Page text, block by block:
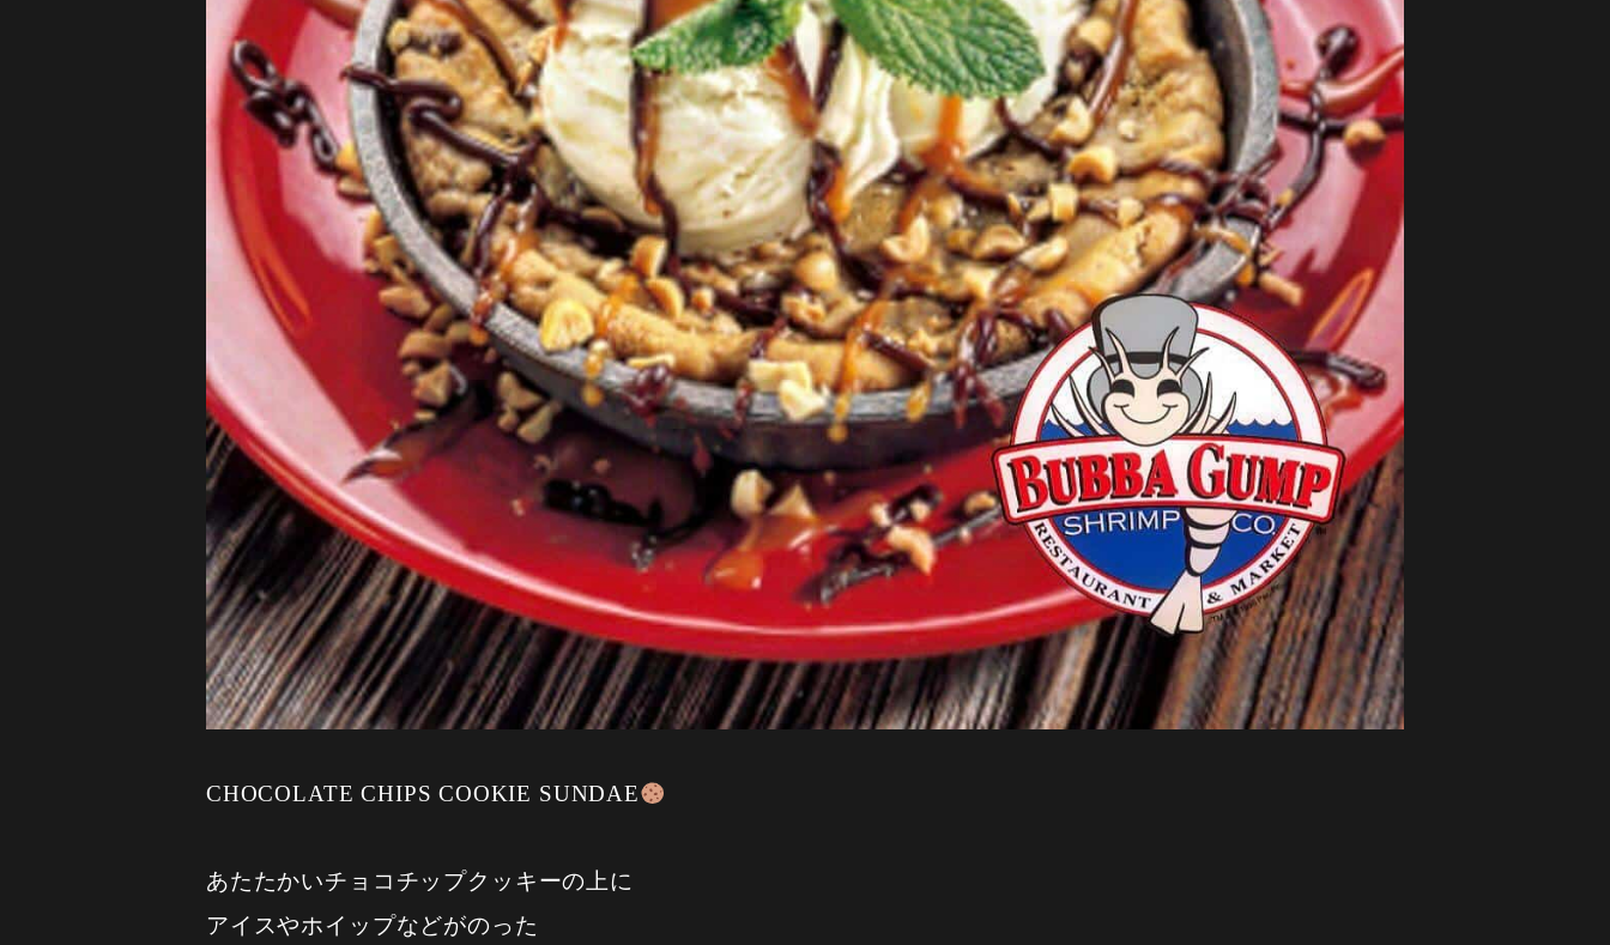
CHOCOLATE CHIPS COOKIE SUNDAE
あたたかいチョコチップクッキーの上に
アイスやホイップなどがのった